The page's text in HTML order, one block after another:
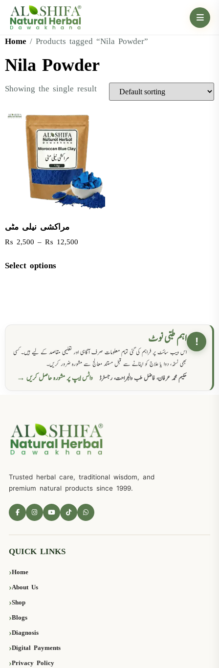
Home / Products tagged “Nila Powder”
Nila Powder
Showing the single result
مراکشی نیلی مٹی
₨ 2,500 – ₨ 12,500
Select options
! اہم طبی نوٹ
اس ویب سائٹ پر فراہم کی گئی تمام معلومات صرف آگاہی اور تعلیمی مقاصد کے لیے ہیں۔ کسی
بھی نسخہ، دوا یا علاج کو اپنانے سے قبل مستند معالج سے مشورہ ضرور کریں۔
حکیم محمد عرفان، فاضل طب والجراحت، رجسٹرڈ
واٹس ایپ پر مشورہ حاصل کریں →
Trusted herbal care, traditional wisdom, and
premium natural products since 1999.
QUICK LINKS
Home
About Us
Shop
Blogs
Diagnosis
Digital Payments
Privacy Policy